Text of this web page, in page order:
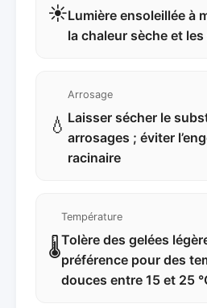
☀️Lumière ensoleillée à
la chaleur sèche et
💧
Arrosage
Laisser sécher le
arrosages ; éviter
racinaire
🌡️
Température
Tolère des gelées
préférence pour des
douces entre 15 et 25